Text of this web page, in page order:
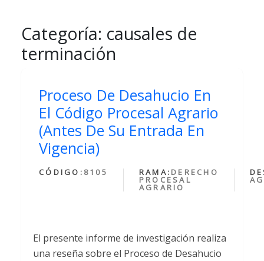
Categoría: causales de
terminación
Proceso De Desahucio En
El Código Procesal Agrario
(Antes De Su Entrada En
Vigencia)
CÓDIGO: 8105 RAMA: DERECHO
PROCESAL
AGRARIO
El presente informe de investigación realiza
una reseña sobre el Proceso de Desahucio